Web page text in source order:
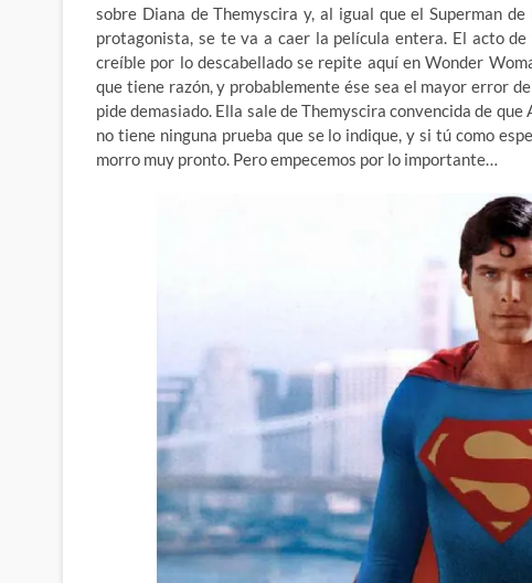
sobre Diana de Themyscira y, al igual que el Superman
protagonista, se te va a caer la película entera. El acto
creíble por lo descabellado se repite aquí en Wonder
que tiene razón, y probablemente ése sea el mayor error
pide demasiado. Ella sale de Themyscira convencida de
no tiene ninguna prueba que se lo indique, y si tú como
morro muy pronto. Pero empecemos por lo importante…